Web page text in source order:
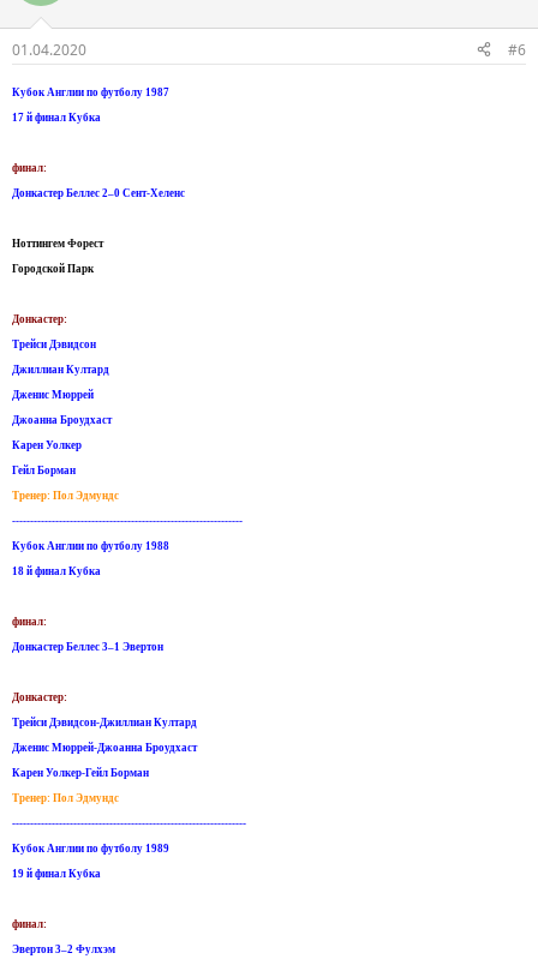
01.04.2020 #6
Кубок Англии по футболу 1987
17 й финал Кубка
финал:
Донкастер Беллес 2–0 Сент-Хеленс
Ноттингем Форест
Городской Парк
Донкастер:
Трейси Дэвидсон
Джиллиан Култард
Дженис Мюррей
Джоанна Броудхаст
Карен Уолкер
Гейл Борман
Тренер: Пол Эдмундс
----------------------------------------------------------------
Кубок Англии по футболу 1988
18 й финал Кубка
финал:
Донкастер Беллес 3–1 Эвертон
Донкастер:
Трейси Дэвидсон-Джиллиан Култард
Дженис Мюррей-Джоанна Броудхаст
Карен Уолкер-Гейл Борман
Тренер: Пол Эдмундс
-----------------------------------------------------------------
Кубок Англии по футболу 1989
19 й финал Кубка
финал:
Эвертон 3–2 Фулхэм